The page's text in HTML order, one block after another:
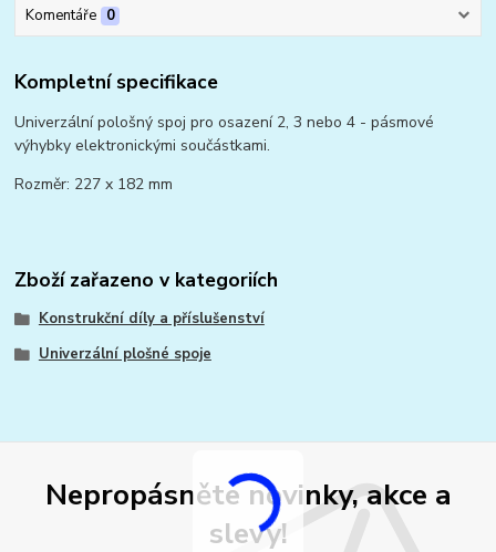
Komentáře 0
Kompletní specifikace
Univerzální pološný spoj pro osazení 2, 3 nebo 4 - pásmové
výhybky elektronickými součástkami.
Rozměr: 227 x 182 mm
Zboží zařazeno v kategoriích
Konstrukční díly a příslušenství
Univerzální plošné spoje
Nepropásněte novinky, akce a
slevy!